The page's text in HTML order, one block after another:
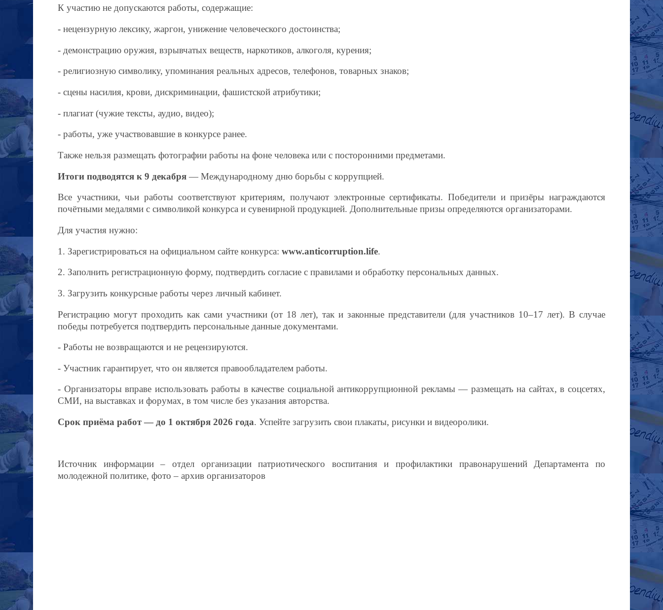
К участию не допускаются работы, содержащие:
- нецензурную лексику, жаргон, унижение человеческого достоинства;
- демонстрацию оружия, взрывчатых веществ, наркотиков, алкоголя, курения;
- религиозную символику, упоминания реальных адресов, телефонов, товарных знаков;
- сцены насилия, крови, дискриминации, фашистской атрибутики;
- плагиат (чужие тексты, аудио, видео);
- работы, уже участвовавшие в конкурсе ранее.
Также нельзя размещать фотографии работы на фоне человека или с посторонними предметами.
Итоги подводятся к 9 декабря — Международному дню борьбы с коррупцией.
Все участники, чьи работы соответствуют критериям, получают электронные сертификаты. Победители и призёры награждаются
почётными медалями с символикой конкурса и сувенирной продукцией. Дополнительные призы определяются организаторами.
Для участия нужно:
1. Зарегистрироваться на официальном сайте конкурса:www.anticorruption.life.
2. Заполнить регистрационную форму, подтвердить согласие с правилами и обработку персональных данных.
3. Загрузить конкурсные работы через личный кабинет.
Регистрацию могут проходить как сами участники (от 18 лет), так и законные представители (для участников 10–17 лет). В случае
победы потребуется подтвердить персональные данные документами.
- Работы не возвращаются и не рецензируются.
- Участник гарантирует, что он является правообладателем работы.
- Организаторы вправе использовать работы в качестве социальной антикоррупционной рекламы — размещать на сайтах, в соцсетях,
СМИ, на выставках и форумах, в том числе без указания авторства.
Срок приёма работ — до 1 октября 2026 года. Успейте загрузить свои плакаты, рисунки и видеоролики.
Источник информации – отдел организации патриотического воспитания и профилактики правонарушений Департамента по
молодежной политике, фото – архив организаторов